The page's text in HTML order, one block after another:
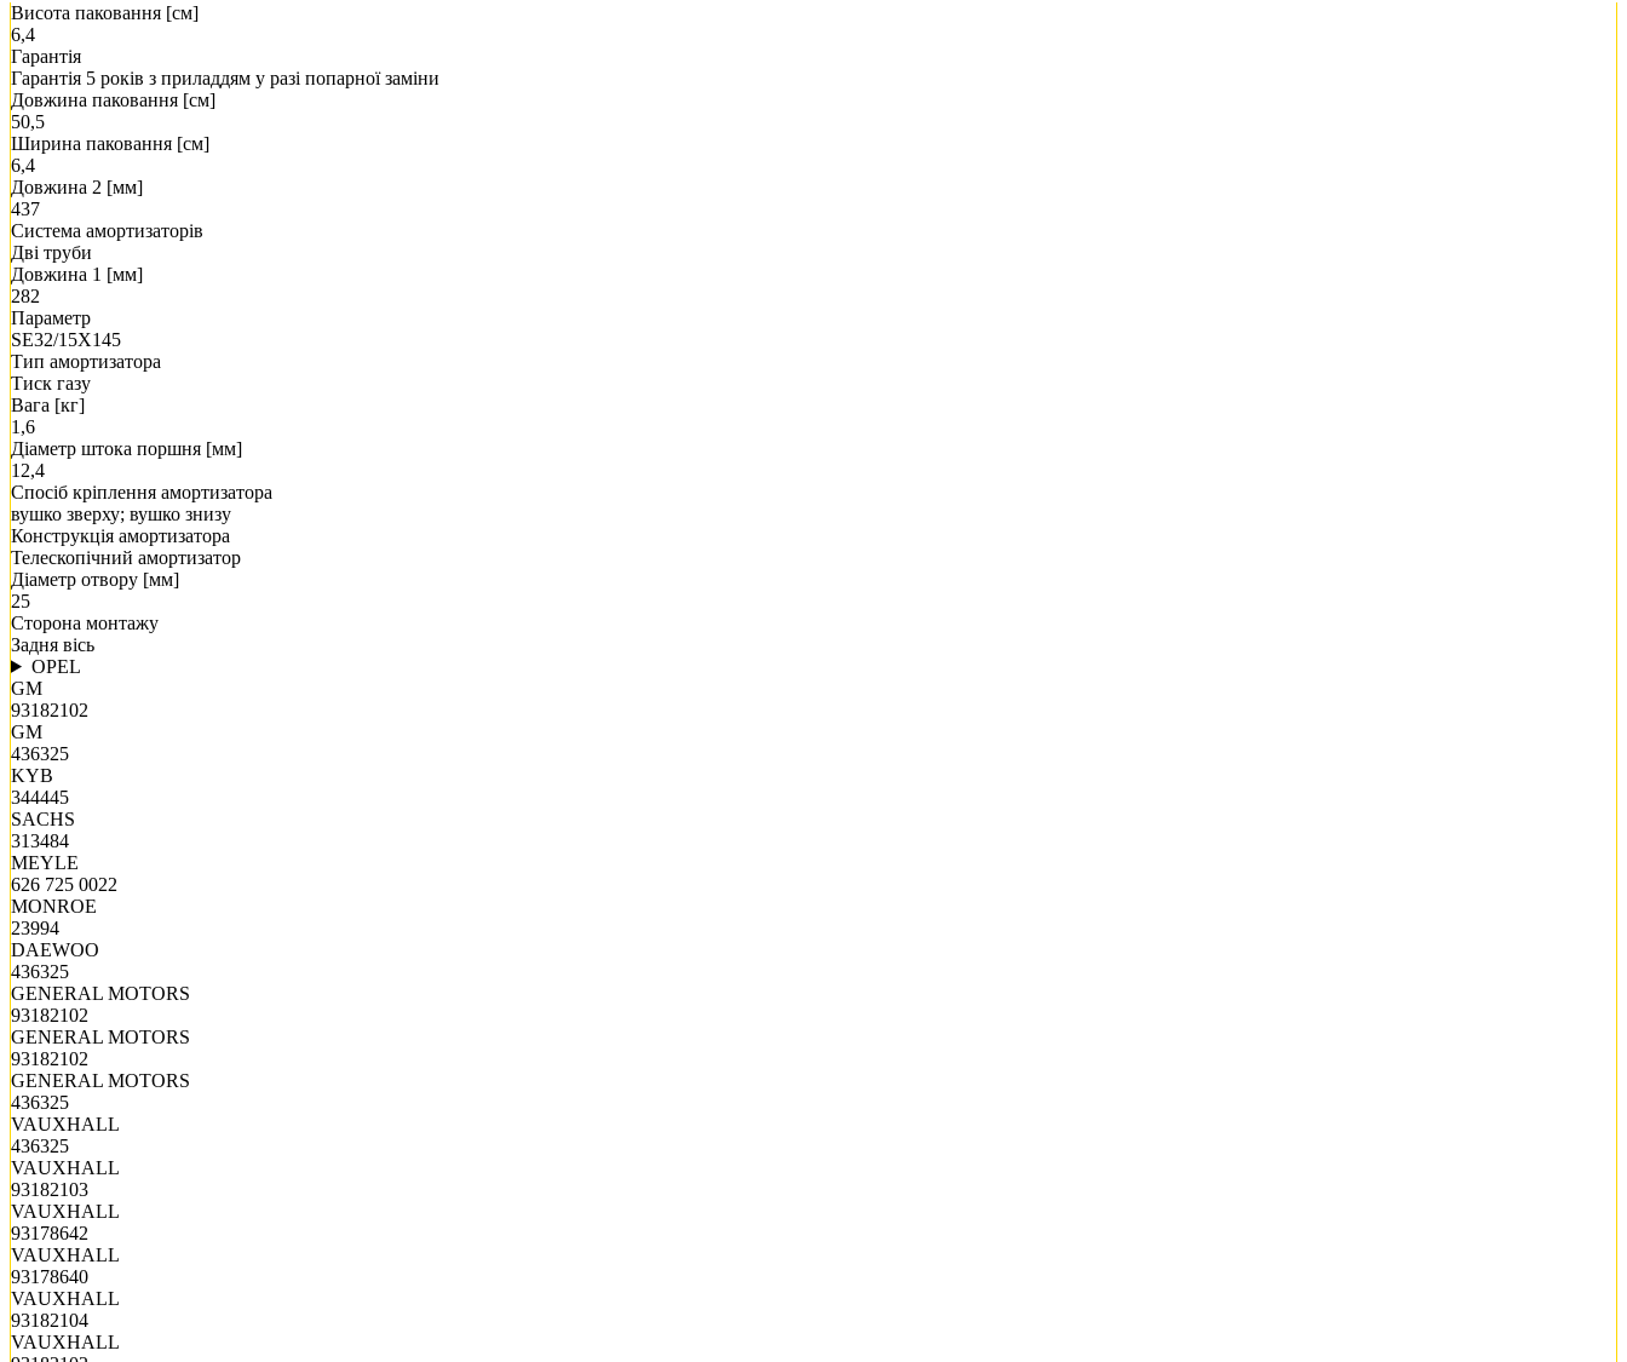
Висота паковання [см]
6,4
Гарантія
Гарантія 5 років з приладдям у разі попарної заміни
Довжина паковання [см]
50,5
Ширина паковання [см]
6,4
Довжина 2 [мм]
437
Система амортизаторів
Дві труби
Довжина 1 [мм]
282
Параметр
SE32/15X145
Тип амортизатора
Тиск газу
Вага [кг]
1,6
Діаметр штока поршня [мм]
12,4
Спосіб кріплення амортизатора
вушко зверху; вушко знизу
Конструкція амортизатора
Телескопічний амортизатор
Діаметр отвору [мм]
25
Сторона монтажу
Задня вісь
OPEL
GM
93182102
GM
436325
KYB
344445
SACHS
313484
MEYLE
626 725 0022
MONROE
23994
DAEWOO
436325
GENERAL MOTORS
93182102
GENERAL MOTORS
93182102
GENERAL MOTORS
436325
VAUXHALL
436325
VAUXHALL
93182103
VAUXHALL
93178642
VAUXHALL
93178640
VAUXHALL
93182104
VAUXHALL